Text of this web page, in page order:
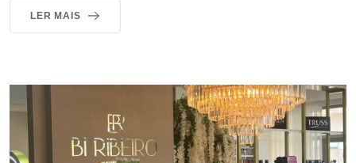
LER MAIS